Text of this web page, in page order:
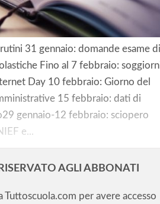
31 gennaio: domande esame di
Fino al 7 febbraio:
Day 10 febbraio: Giorno del
15 febbraio: dati di
gennaio-12 febbraio: sciopero
e...
AGLI ABBONATI
per avere accesso